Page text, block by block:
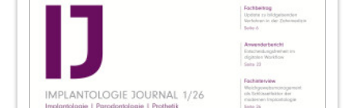
Redaktion
Webinar: Biomechanische Grundlagen der
Knochenbeanspruchung in der
Implantologie
Prof. Dr.-Ing. Matthias Flach